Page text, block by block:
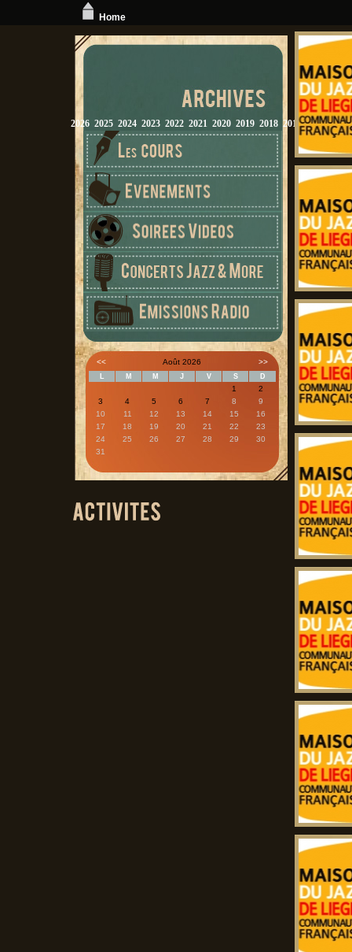
2026 2025 2024 2023 2022 2021 2020 2019 2018 2017 2016 2015
<< Août 2026 >>
L M M J V S D
1
2
3
4 5 6 7 8
9
10
11 12 13 14 15
16
17
18 19 20 21 22
23
24
25 26 27 28 29
30
31
Home